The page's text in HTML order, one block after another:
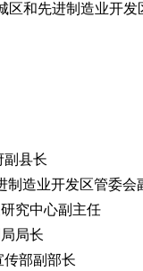
先进制造业开发
政府副县长
造业开发区管委会
究中心副
局局长
宣传部副部